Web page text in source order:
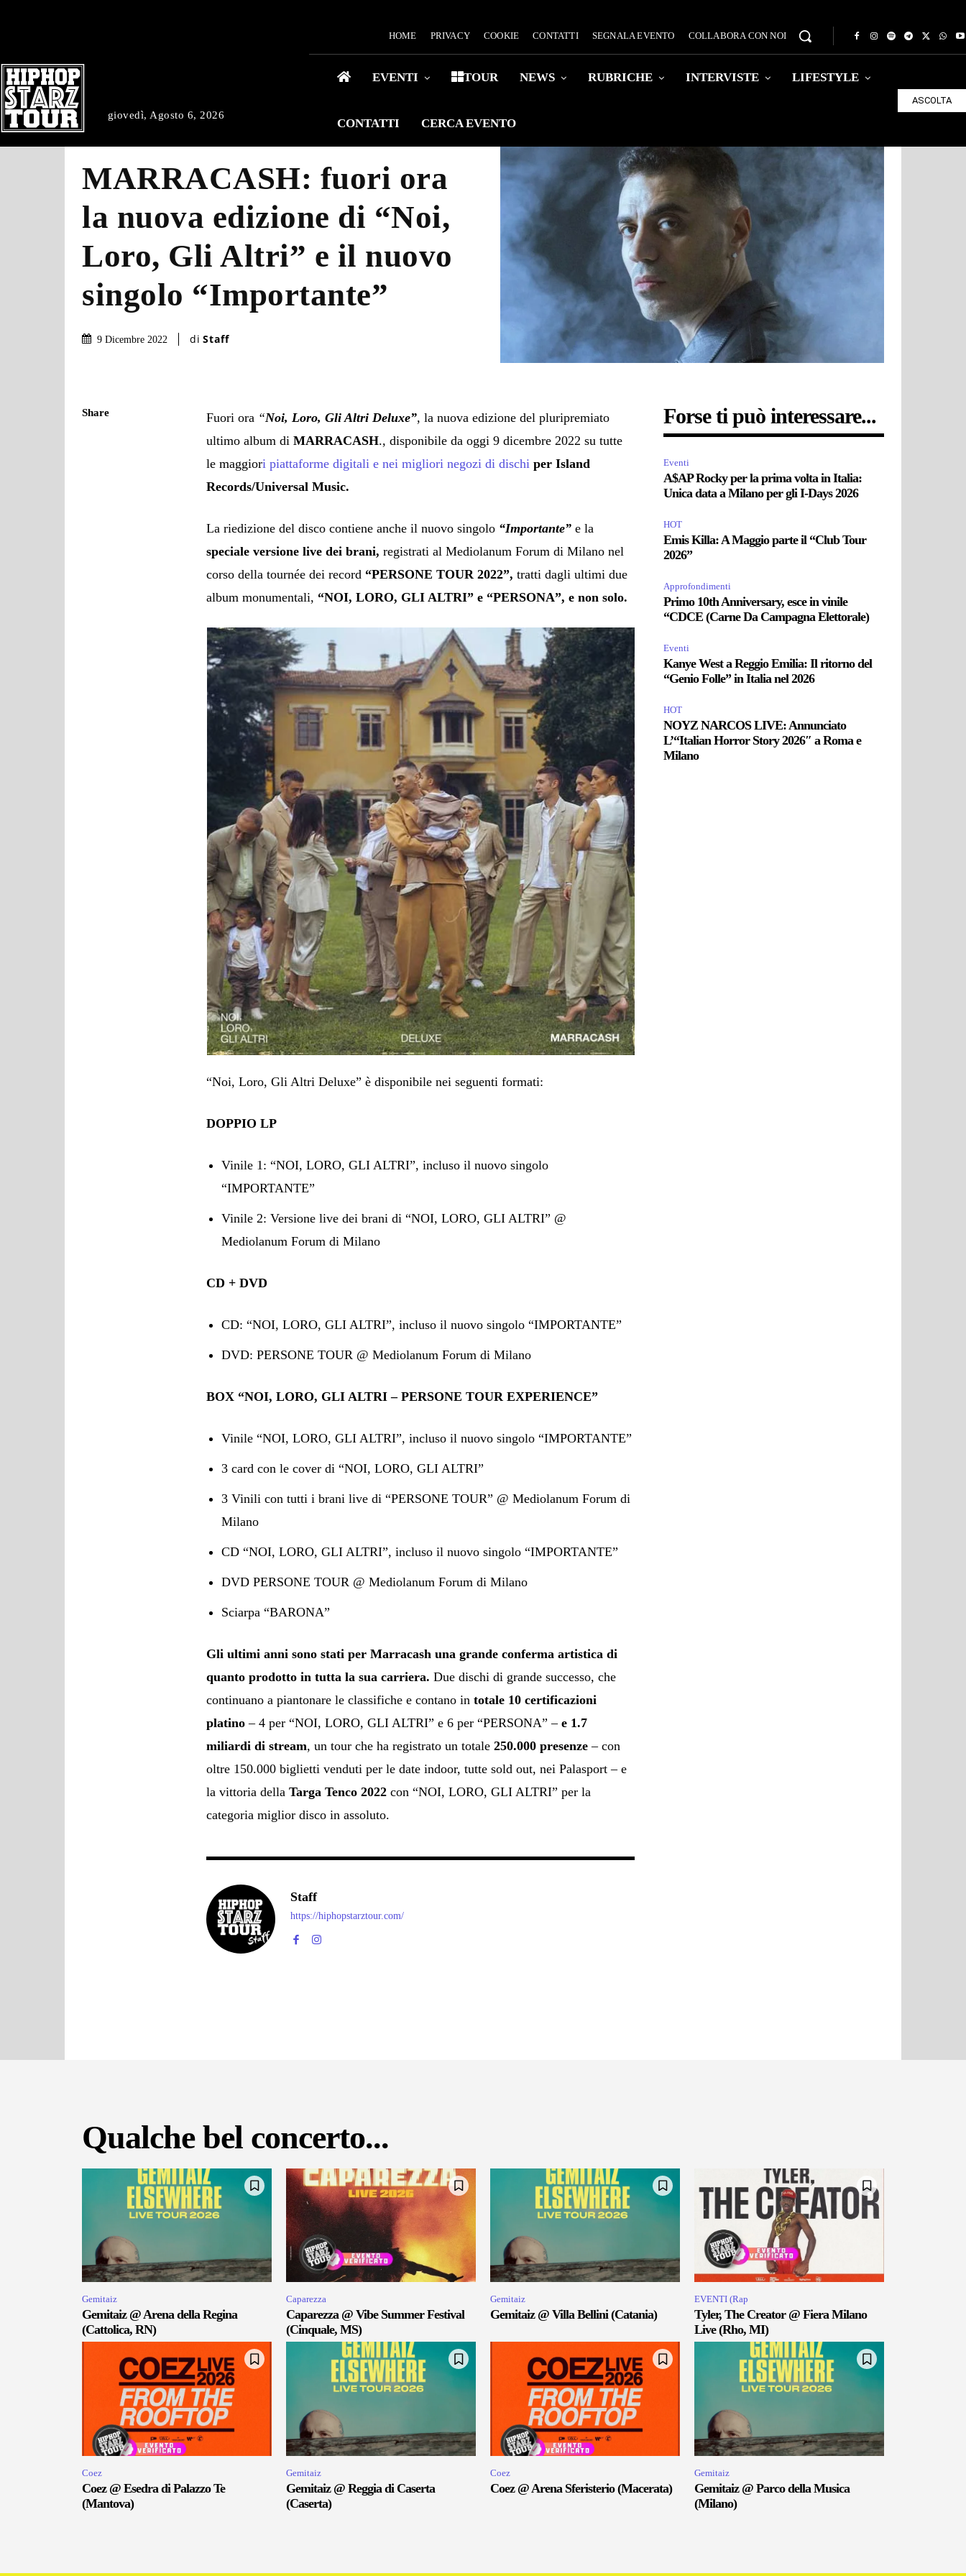
giovedì, Agosto 6, 2026
HOME PRIVACY COOKIE CONTATTI SEGNALA EVENTO COLLABORA CON NOI
EVENTI TOUR NEWS RUBRICHE INTERVISTE LIFESTYLE
CONTATTI CERCA EVENTO
ASCOLTA
MARRACASH: fuori ora
la nuova edizione di “Noi,
Loro, Gli Altri” e il nuovo
singolo “Importante”
9 Dicembre 2022 di Staff
Share Fuori ora “Noi, Loro, Gli Altri Deluxe”, la nuova edizione del pluripremiato
ultimo album diMARRACASH., disponibile da oggi 9 dicembre 2022 su tutte
le maggiori piattaforme digitali e nei migliori negozi di dischi per Island
Records/Universal Music.
La riedizione del disco contiene anche il nuovo singolo “Importante” e la
speciale versione live dei brani,registrati al Mediolanum Forum di Milano nel
corso della tournée dei record “PERSONE TOUR 2022”,tratti dagli ultimi due
album monumentali, “NOI, LORO, GLI ALTRI” e “PERSONA”, e non solo.
“Noi, Loro, Gli Altri Deluxe” è disponibile nei seguenti formati:
DOPPIO LP
Vinile 1: “NOI, LORO, GLI ALTRI”, incluso il nuovo singolo
“IMPORTANTE”
Vinile 2: Versione live dei brani di “NOI, LORO, GLI ALTRI” @
Mediolanum Forum di Milano
CD + DVD
CD: “NOI, LORO, GLI ALTRI”, incluso il nuovo singolo “IMPORTANTE”
DVD: PERSONE TOUR @ Mediolanum Forum di Milano
BOX “NOI, LORO, GLI ALTRI – PERSONE TOUR EXPERIENCE”
Vinile “NOI, LORO, GLI ALTRI”, incluso il nuovo singolo “IMPORTANTE”
3 card con le cover di “NOI, LORO, GLI ALTRI”
3 Vinili con tutti i brani live di “PERSONE TOUR” @ Mediolanum Forum di
Milano
CD “NOI, LORO, GLI ALTRI”, incluso il nuovo singolo “IMPORTANTE”
DVD PERSONE TOUR @ Mediolanum Forum di Milano
Sciarpa “BARONA”
Gli ultimi anni sono stati per Marracash una grande conferma artistica di
quanto prodotto in tutta la sua carriera. Due dischi di grande successo, che
continuano a piantonare le classifiche e contano intotale 10 certificazioni
platino – 4 per “NOI, LORO, GLI ALTRI” e 6 per “PERSONA” –e 1.7
miliardi di stream, un tour che ha registrato un totale250.000 presenze – con
oltre 150.000 biglietti venduti per le date indoor, tutte sold out, nei Palasport – e
la vittoria dellaTarga Tenco 2022con “NOI, LORO, GLI ALTRI” per la
categoria miglior disco in assoluto.
Staff
https://hiphopstarztour.com/
Forse ti può interessare...
Eventi
A$AP Rocky per la prima volta in Italia:
Unica data a Milano per gli I-Days 2026
HOT
Emis Killa: A Maggio parte il “Club Tour
2026”
Approfondimenti
Primo 10th Anniversary, esce in vinile
“CDCE (Carne Da Campagna Elettorale)
Eventi
Kanye West a Reggio Emilia: Il ritorno del
“Genio Folle” in Italia nel 2026
HOT
NOYZ NARCOS LIVE: Annunciato
L’“Italian Horror Story 2026″ a Roma e
Milano
Qualche bel concerto...
Gemitaiz
Gemitaiz @ Arena della Regina
(Cattolica, RN)
Caparezza
Caparezza @ Vibe Summer Festival
(Cinquale, MS)
Gemitaiz
Gemitaiz @ Villa Bellini (Catania)
EVENTI (Rap
Tyler, The Creator @ Fiera Milano
Live (Rho, MI)
Coez
Coez @ Esedra di Palazzo Te
(Mantova)
Gemitaiz
Gemitaiz @ Reggia di Caserta
(Caserta)
Coez
Coez @ Arena Sferisterio (Macerata)
Gemitaiz
Gemitaiz @ Parco della Musica
(Milano)